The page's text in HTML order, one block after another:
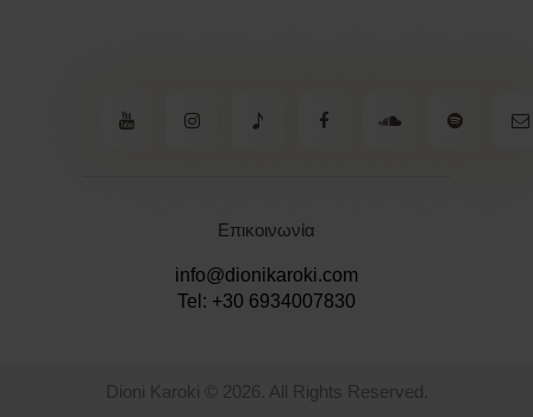
Επικοινωνία
info@dionikaroki.com
Tel: +30 6934007830
Dioni Karoki © 2026. All Rights Reserved.